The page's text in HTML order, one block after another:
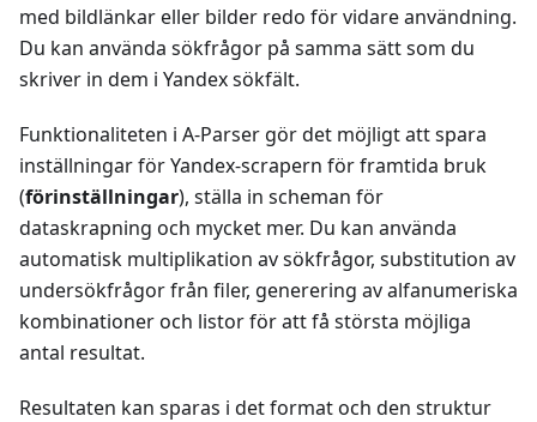
med bildlänkar eller bilder redo för vidare användning.
Du kan använda sökfrågor på samma sätt som du
skriver in dem i Yandex sökfält.
Funktionaliteten i A-Parser gör det möjligt att spara
inställningar för Yandex-scrapern för framtida bruk
(förinställningar), ställa in scheman för
dataskrapning och mycket mer. Du kan använda
automatisk multiplikation av sökfrågor, substitution av
undersökfrågor från filer, generering av alfanumeriska
kombinationer och listor för att få största möjliga
antal resultat.
Resultaten kan sparas i det format och den struktur